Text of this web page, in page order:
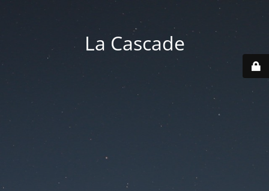
La Cascade